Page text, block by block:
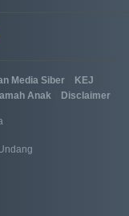
Media Siber KEJ
Anak Disclaimer